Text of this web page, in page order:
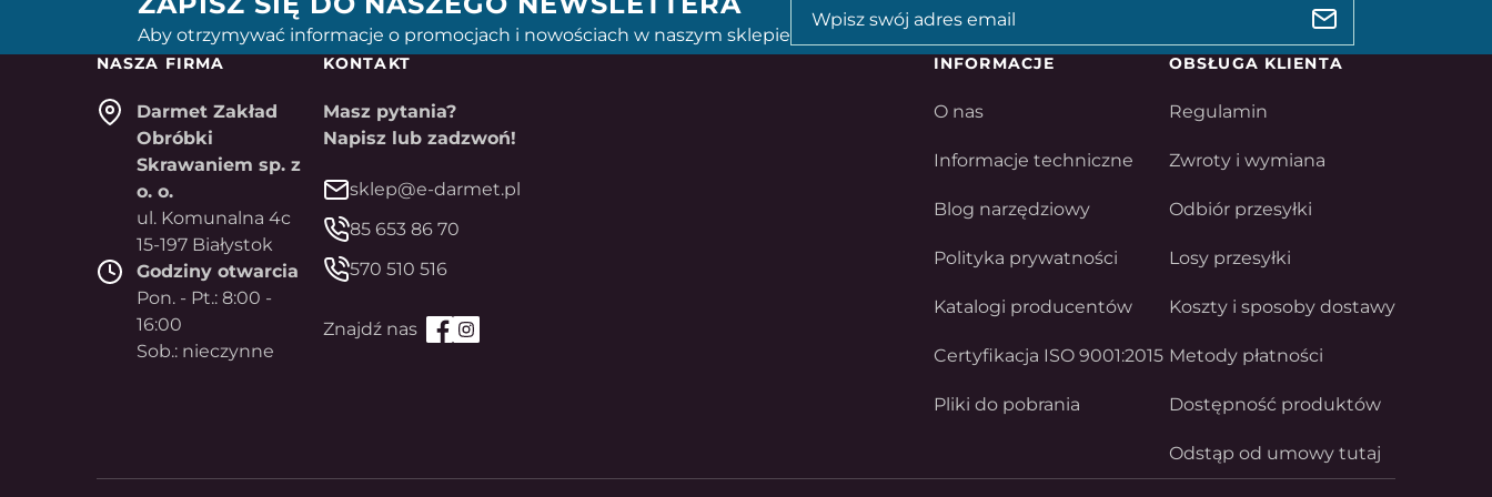
Aby otrzymywać informacje o promocjach i nowościach w naszym sklepie
NASZA FIRMA
Darmet Zakład
Obróbki
Skrawaniem sp. z
o. o.
ul. Komunalna 4c
15-197 Białystok
Godziny otwarcia
Pon. - Pt.: 8:00 -
16:00
Sob.: nieczynne
KONTAKT
Masz pytania?
Napisz lub zadzwoń!
sklep@e-darmet.pl
85 653 86 70
570 510 516
INFORMACJE
O nas
Informacje techniczne
Blog narzędziowy
Polityka prywatności
Katalogi producentów
Certyfikacja ISO 9001:2015
Pliki do pobrania
OBSŁUGA KLIENTA
Regulamin
Zwroty i wymiana
Odbiór przesyłki
Losy przesyłki
Koszty i sposoby dostawy
Metody płatności
Dostępność produktów
Odstąp od umowy tutaj